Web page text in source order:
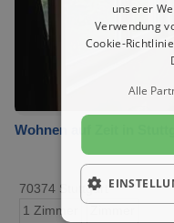
Wohnen auf Zeit in
70374 Stuttgart
1 Zimmer
unserer
Verwendung
Cookie-
Alle